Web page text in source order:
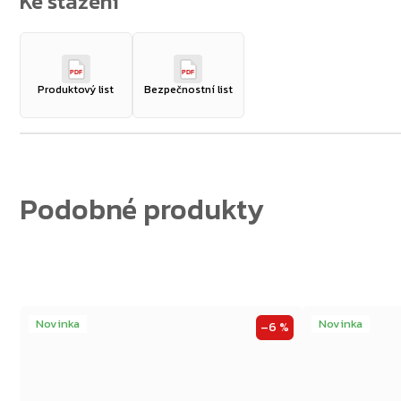
PDF
Produktový list
PDF
Bezpečnostní list
Novinka –6 % Novinka